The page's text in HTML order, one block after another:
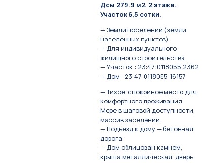
Дом 279.9 м2. 2 этажа.
Участок 6,5 сотки.
— Земли поселений (земли
населенных пунктов)
— Для индивидуального
жилищного строительства
— Участок : 23:47:0118055:2362
— Дом : 23:47:0118055:16157
— Тихое, спокойное место для
комфортного проживания.
Море в шаговой доступности,
массив заселений.
— Подъезд к дому — бетонная
дорога
— Дом облицован камнем,
крыша металлическая, дверь